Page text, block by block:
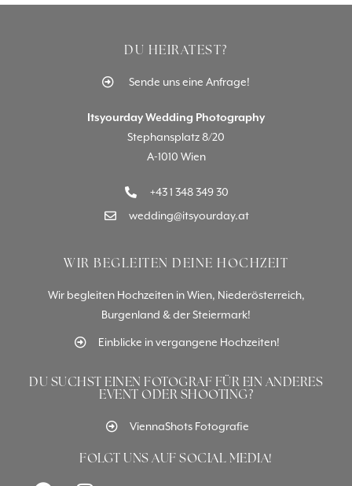
DU HEIRATEST?
Sende uns eine Anfrage!
Itsyourday Wedding Photography
Stephansplatz 8/20
A-1010 Wien
+43 1 348 349 30
wedding@itsyourday.at
WIR BEGLEITEN DEINE HOCHZEIT
Wir begleiten Hochzeiten in Wien, Niederösterreich,
Burgenland & der Steiermark!
Einblicke in vergangene Hochzeiten!
DU SUCHST EINEN FOTOGRAF FÜR EIN ANDERES
EVENT ODER SHOOTING?
ViennaShots Fotografie
FOLGT UNS AUF SOCIAL MEDIA!